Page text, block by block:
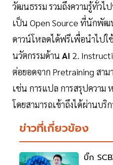
วัฒนธรรม รวมถึงความรู้ทั่วไ
เป็น Open Source ที่นักพัฒ
ดาวน์โหลดได้ฟรีเพื่อนำไป
นวัตกรรมด้าน AI 2.
ต่อยอดจาก Pretraining สา
เช่น การแปล การสรุปความ
โดยสามารถเข้าถึงได้ผ่านบริก
ข่าวที่เกี่ยวข้อง
บิ๊ก